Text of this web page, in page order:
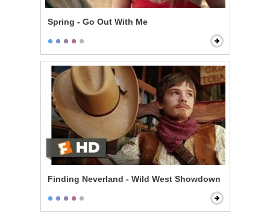
Spring - Go Out With Me
Finding Neverland - Wild West Showdown